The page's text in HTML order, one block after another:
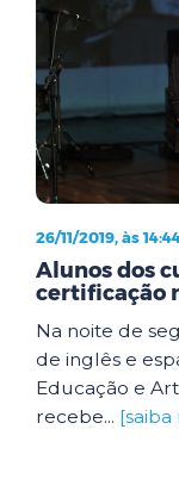
26/11/2019, às
Alunos dos
certificação
Na noite de
de inglês e
Educação e
recebe... [saiba